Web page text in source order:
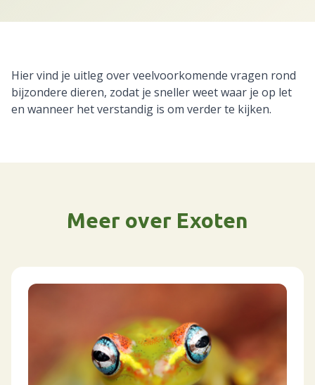
Hier vind je uitleg over veelvoorkomende vragen rond
bijzondere dieren, zodat je sneller weet waar je op let
en wanneer het verstandig is om verder te kijken.
Meer over Exoten